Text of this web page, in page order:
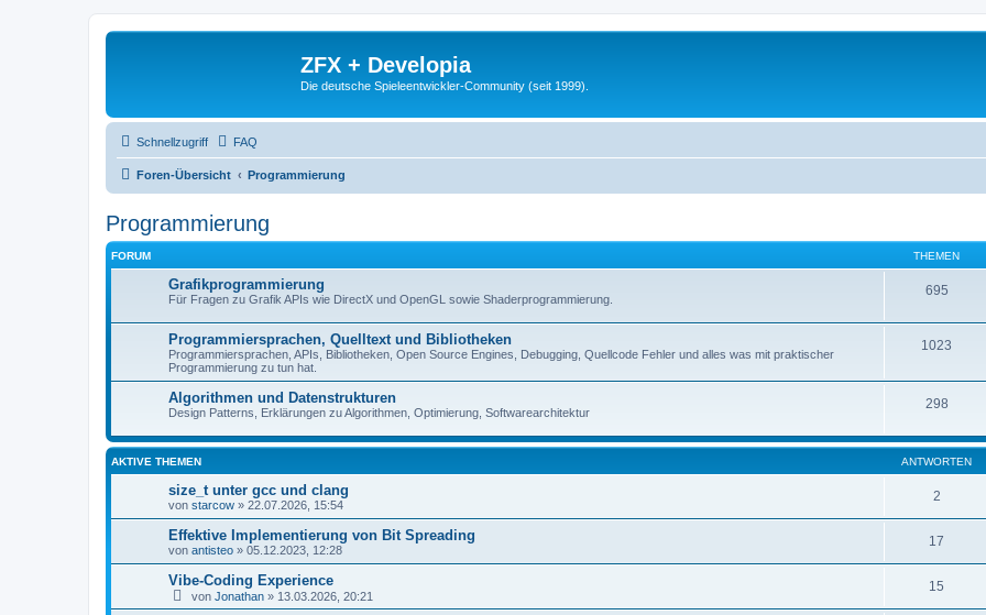
ZFX + Developia
Die deutsche Spieleentwickler-Community (seit 1999).
Schnellzugriff FAQ
Foren-Übersicht Programmierung
Programmierung
FORUM THEMEN
Grafikprogrammierung
Für Fragen zu Grafik APIs wie DirectX und OpenGL sowie Shaderprogrammierung.
695
Programmiersprachen, Quelltext und Bibliotheken
Programmiersprachen, APIs, Bibliotheken, Open Source Engines, Debugging, Quellcode Fehler und alles was mit praktischer
Programmierung zu tun hat.
1023
Algorithmen und Datenstrukturen
Design Patterns, Erklärungen zu Algorithmen, Optimierung, Softwarearchitektur
298
AKTIVE THEMEN ANTWORTEN
size_t unter gcc und clang
von starcow » 22.07.2026, 15:54
2
Effektive Implementierung von Bit Spreading
von antisteo » 05.12.2023, 12:28
17
Vibe-Coding Experience
von Jonathan » 13.03.2026, 20:21
15